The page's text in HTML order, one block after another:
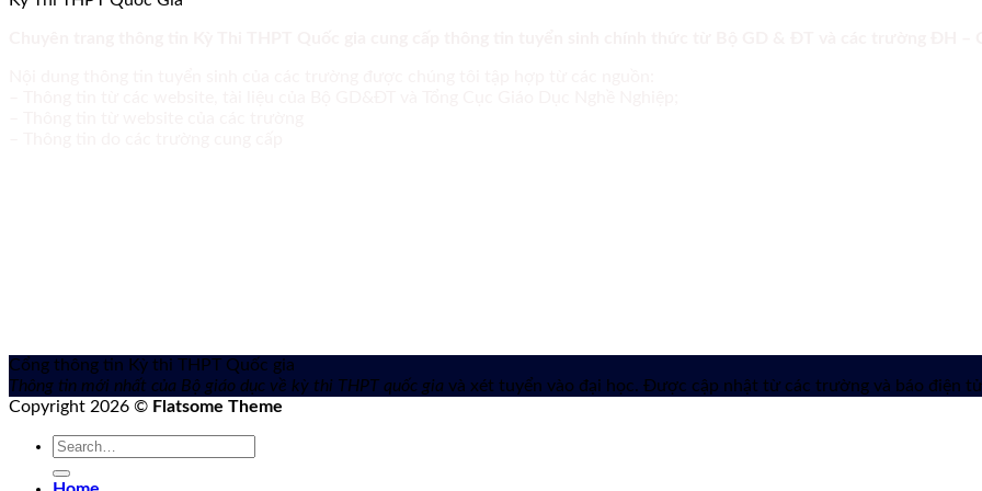
Cổng thông tin Kỳ thi THPT Quốc gia
Thông tin mới nhất của Bộ giáo dục về kỳ thi THPT quốc gia và xét tuyển vào đại học. Được cập nhật từ các trường và báo điện
Copyright 2026 © Flatsome Theme